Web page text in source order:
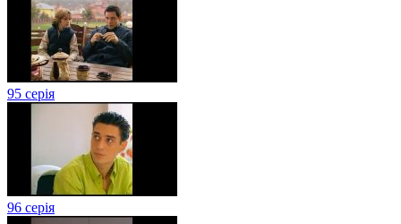
95 серія
96 серія